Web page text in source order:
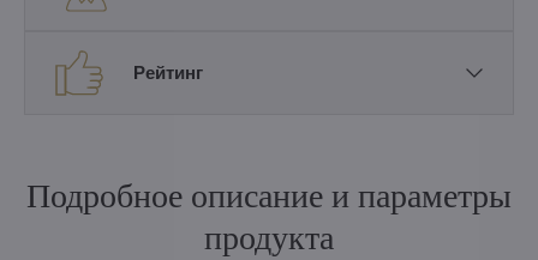
Рейтинг
Подробное описание и параметры
продукта